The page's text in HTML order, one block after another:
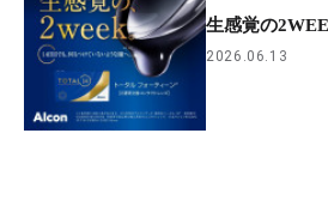
生感覚の
2026.06.13